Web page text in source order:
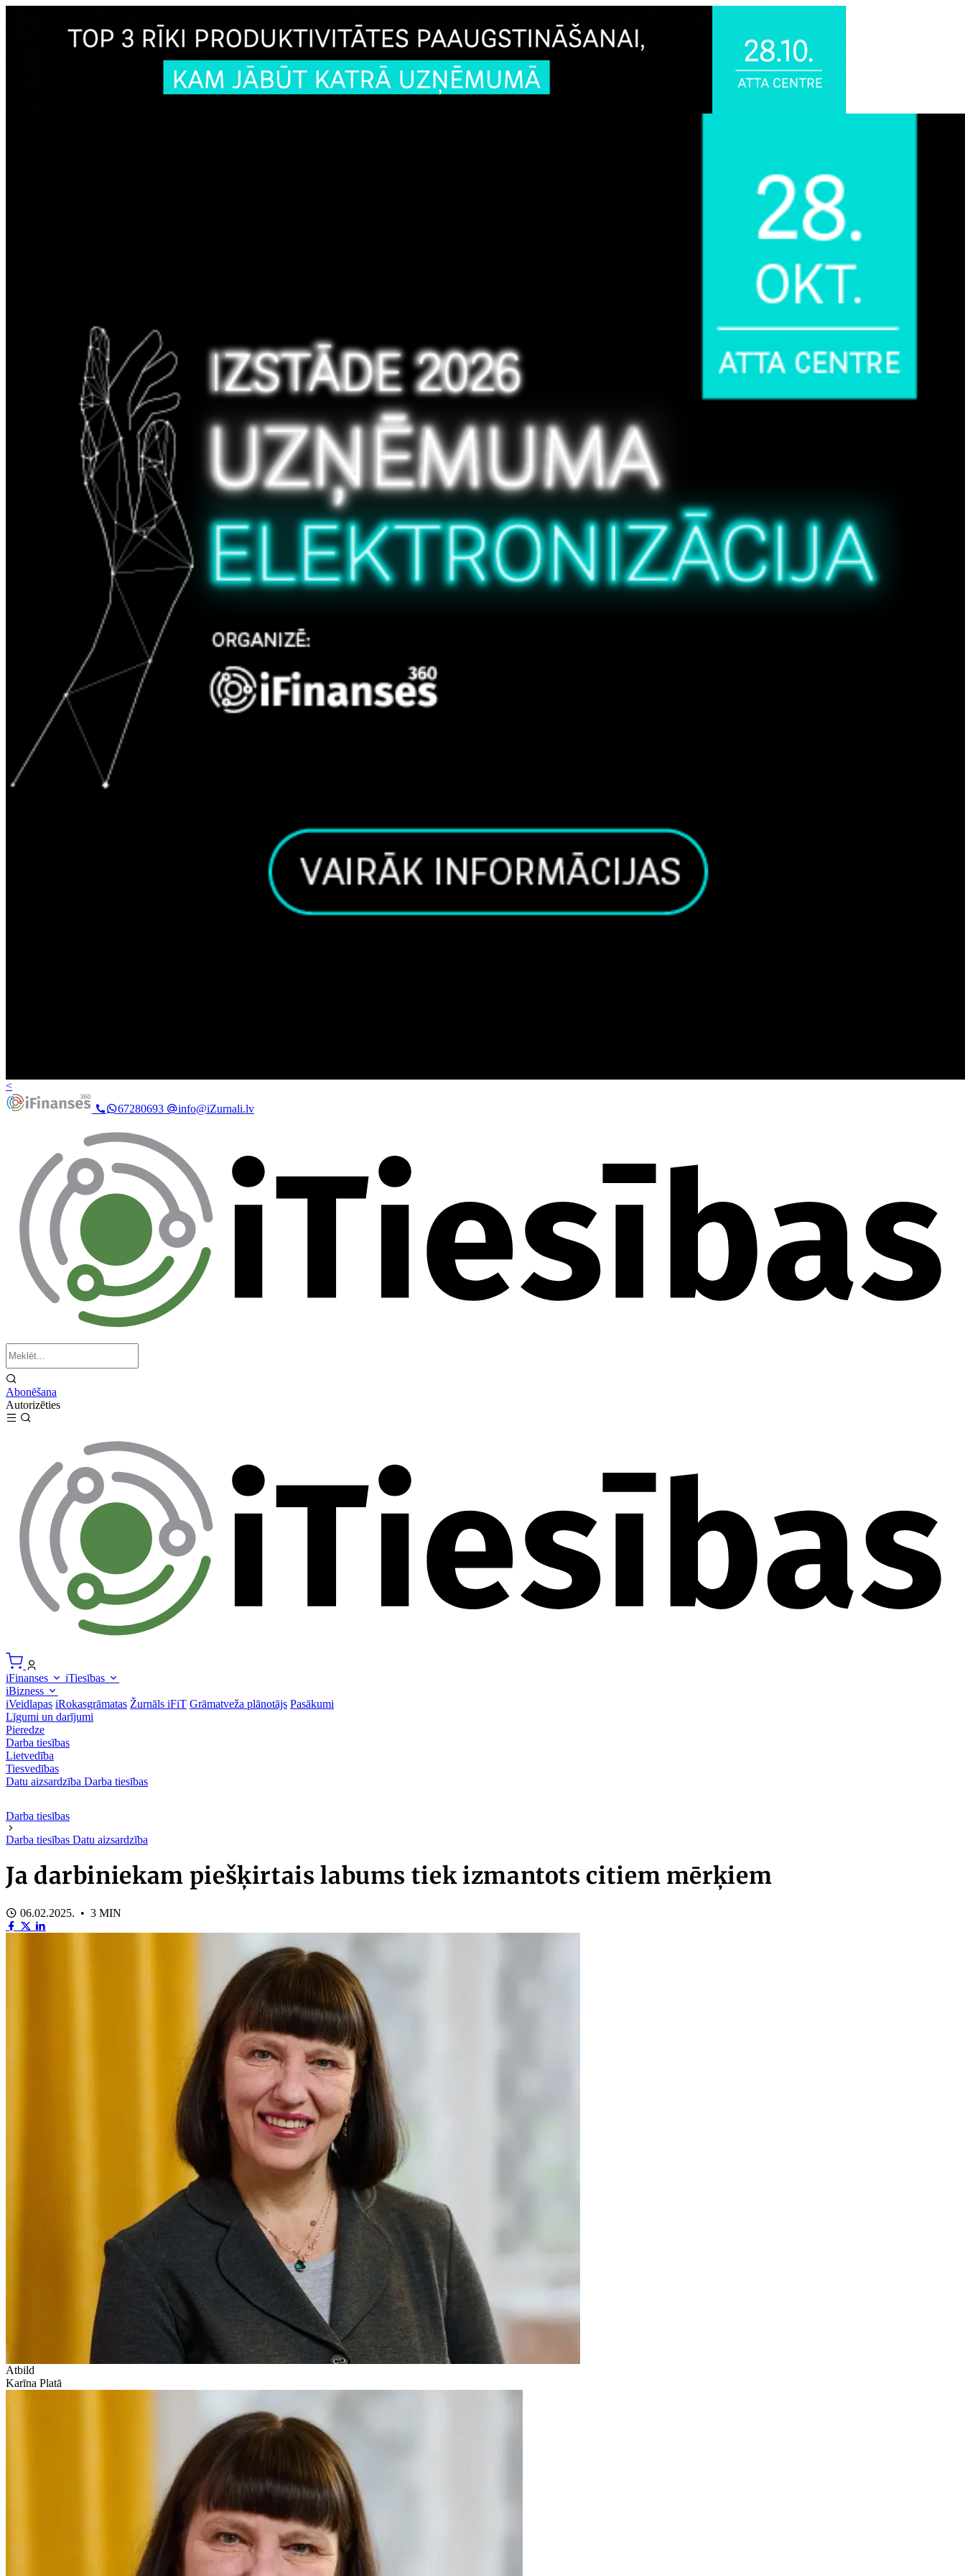
<
67280693
info@iZurnali.lv
Abonēšana
Autorizēties
iFinanses
iTiesības
iBizness
iVeidlapas iRokasgrāmatas Žurnāls iFiT Grāmatveža plānotājs Pasākumi
Līgumi un darījumi
Pieredze
Darba tiesības
Lietvedība
Tiesvedības
Datu aizsardzība Darba tiesības
Darba tiesības
Darba tiesības Datu aizsardzība
Ja darbiniekam piešķirtais labums tiek izmantots citiem mērķiem
06.02.2025. • 3 MIN
Atbild
Karīna Platā